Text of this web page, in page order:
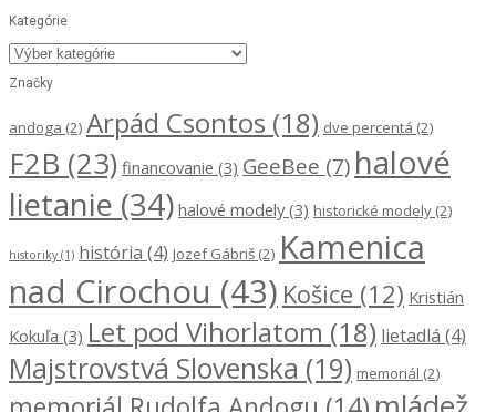
Kategórie
Kategórie
Značky
andoga (2) Arpád Csontos (18) dve percentá (2)
F2B (23) financovanie (3) GeeBee (7) halové
lietanie (34) halové modely(3) historické modely (2)
historiky(1) história (4) Jozef Gábriš (2) Kamenica
nad Cirochou (43) Košice (12) Kristián
Kokuľa (3) Let pod Vihorlatom (18) lietadlá (4)
Majstrovstvá Slovenska (19) memoriál (2)